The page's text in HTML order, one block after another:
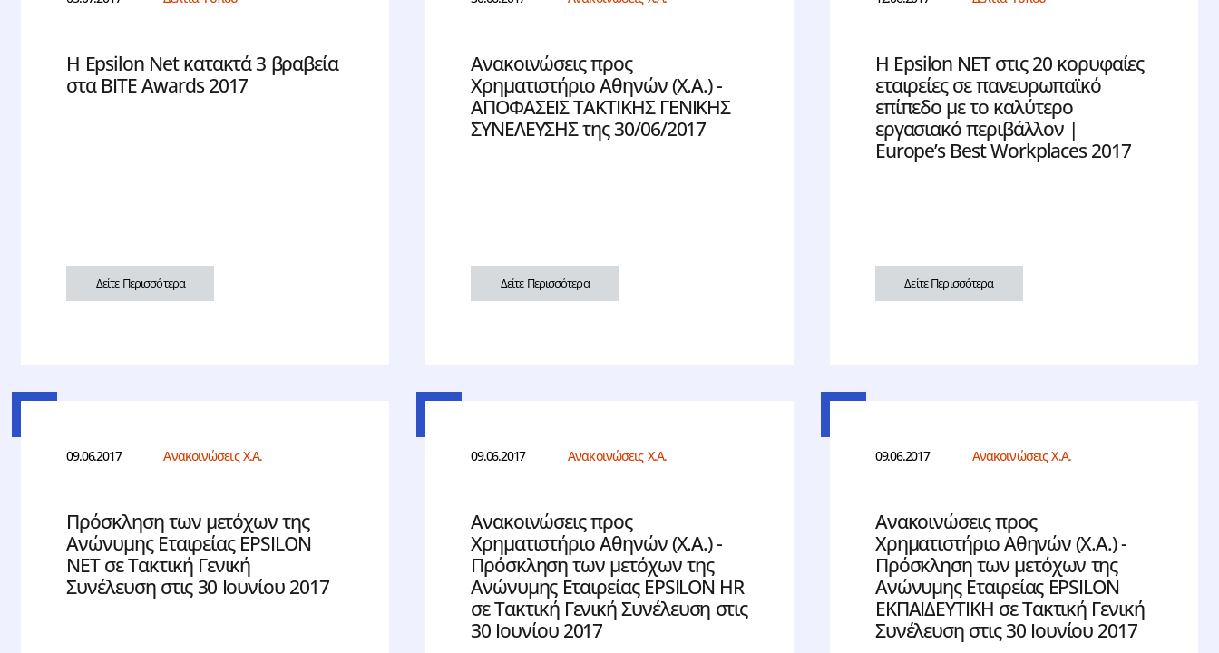
H Epsilon Net κατακτά 3 βραβεία
στα BITE Awards 2017
Δείτε Περισσότερα
Ανακοινώσεις προς
Χρηματιστήριο Αθηνών (Χ.Α.) -
ΑΠΟΦΑΣΕΙΣ ΤΑΚΤΙΚΗΣ ΓΕΝΙΚΗΣ
ΣΥΝΕΛΕΥΣΗΣ της 30/06/2017
Δείτε Περισσότερα
Η Epsilon NET στις 20 κορυφαίες
εταιρείες σε πανευρωπαϊκό
επίπεδο με το καλύτερο
εργασιακό περιβάλλον |
Europe’s Best Workplaces 2017
Δείτε Περισσότερα
09.06.2017 Ανακοινώσεις Χ.Α.
Πρόσκληση των μετόχων της
Ανώνυμης Εταιρείας EPSILON
NET σε Τακτική Γενική
Συνέλευση στις 30 Ιουνίου 2017
09.06.2017 Ανακοινώσεις Χ.Α.
Ανακοινώσεις προς
Χρηματιστήριο Αθηνών (Χ.Α.) -
Πρόσκληση των μετόχων της
Ανώνυμης Εταιρείας EPSILON HR
σε Τακτική Γενική Συνέλευση στις
30 Ιουνίου 2017
09.06.2017 Ανακοινώσεις Χ.Α.
Ανακοινώσεις προς
Χρηματιστήριο Αθηνών (Χ.Α.) -
Πρόσκληση των μετόχων της
Ανώνυμης Εταιρείας EPSILON
ΕΚΠΑΙΔΕΥΤΙΚΗ σε Τακτική Γενική
Συνέλευση στις 30 Ιουνίου 2017